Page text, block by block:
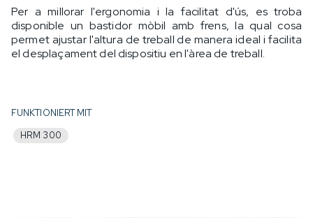
Per a millorar l'ergonomia i la facilitat d'ús, es troba
disponible un bastidor mòbil amb frens, la qual cosa
permet ajustar l'altura de treball de manera ideal i facilita
el desplaçament del dispositiu en l'àrea de treball.
FUNKTIONIERT MIT
HRM 300